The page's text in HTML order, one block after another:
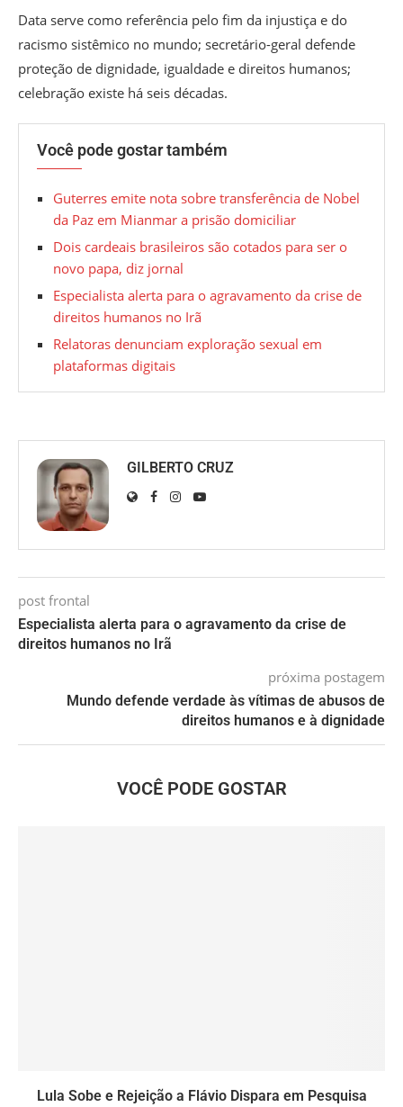
Data serve como referência pelo fim da injustiça e do
racismo sistêmico no mundo; secretário-geral defende
proteção de dignidade, igualdade e direitos humanos;
celebração existe há seis décadas.
Você pode gostar também
Guterres emite nota sobre transferência de Nobel
da Paz em Mianmar a prisão domiciliar
Dois cardeais brasileiros são cotados para ser o
novo papa, diz jornal
Especialista alerta para o agravamento da crise de
direitos humanos no Irã
Relatoras denunciam exploração sexual em
plataformas digitais
GILBERTO CRUZ
post frontal
Especialista alerta para o agravamento da crise de
direitos humanos no Irã
próxima postagem
Mundo defende verdade às vítimas de abusos de
direitos humanos e à dignidade
VOCÊ PODE GOSTAR
Lula Sobe e Rejeição a Flávio Dispara em Pesquisa